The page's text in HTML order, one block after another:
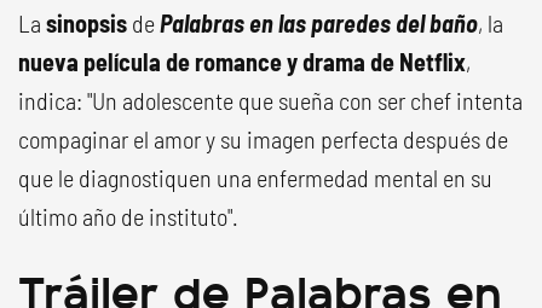
La sinopsis dePalabras en las paredes del baño, la
nueva película de romance y drama de Netflix,
indica: "Un adolescente que sueña con ser chef intenta
compaginar el amor y su imagen perfecta después de
que le diagnostiquen una enfermedad mental en su
último año de instituto".
Tráiler de Palabras en